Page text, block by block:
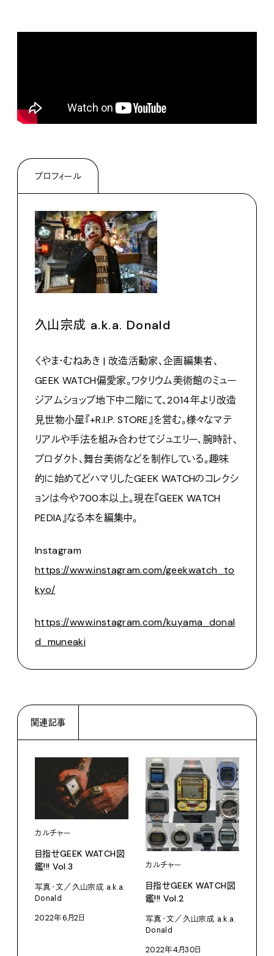
プロフィール
久山宗成 a.k.a. Donald
くやま・むねあき | 改造活動家、企画編集者、
GEEK WATCH偏愛家。ワタリウム美術館のミュー
ジアムショップ地下中二階にて、2014年より改造
見世物小屋『+R.I.P. STORE』を営む。様々なマテ
リアルや手法を組み合わせてジュエリー、腕時計、
プロダクト、舞台美術などを制作している。趣味
的に始めてどハマりしたGEEK WATCHのコレクシ
ョンは今や700本以上。現在『GEEK WATCH
PEDIA』なる本を編集中。
Instagram
https://www.instagram.com/geekwatch_to
kyo/
https://www.instagram.com/kuyama_donal
d_muneaki
関連記事
カルチャー
目指せGEEK WATCH図
鑑!!! Vol.3
写真・文／久山宗成 a.k.a.
Donald
2022年6月2日
カルチャー
目指せGEEK WATCH図
鑑!!! Vol.2
写真・文／久山宗成 a.k.a.
Donald
2022年4月30日